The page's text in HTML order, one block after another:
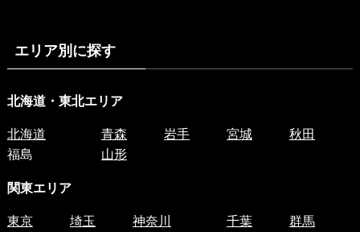
エリア別に探す
北海道・東北エリア
北海道 青森 岩手 宮城
秋田
福島
山形
関東エリア
東京 埼玉 神奈川 千葉
群馬